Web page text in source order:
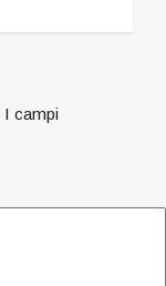
I campi